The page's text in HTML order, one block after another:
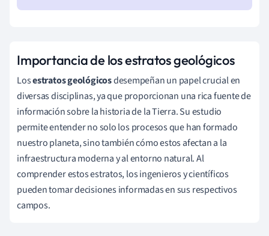
Importancia de los estratos geológicos
Losestratos geológicosdesempeñan un papel crucial en
diversas disciplinas, ya que proporcionan una rica fuente de
información sobre la historia de la Tierra. Su estudio
permite entender no solo los procesos que han formado
nuestro planeta, sino también cómo estos afectan a la
infraestructura moderna y al entorno natural. Al
comprender estos estratos, los ingenieros y científicos
pueden tomar decisiones informadas en sus respectivos
campos.